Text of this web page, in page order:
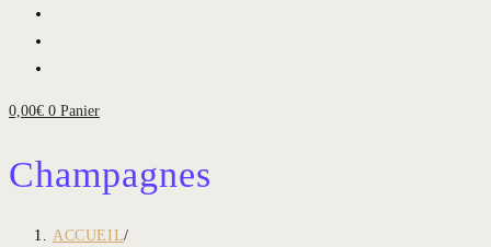
0,00€ 0 Panier
Champagnes
ACCUEIL/